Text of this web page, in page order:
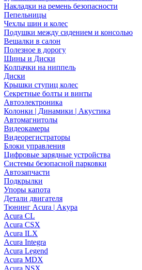
Накладки на ремень безопасности
Пепельницы
Чехлы шин и колес
Подушки между сидением и консолью
Вешалки в салон
Полезное в дорогу
Шины и Диски
Колпачки на ниппель
Диски
Крышки ступиц колес
Секретные болты и винты
Автоэлектроника
Колонки | Динамики | Акустика
Автомагнитолы
Видеокамеры
Видеорегистраторы
Блоки управления
Цифровые зарядные устройства
Системы безопасной парковки
Автозапчасти
Подкрылки
Упоры капота
Детали двигателя
Тюнинг Acura | Акура
Acura CL
Acura CSX
Acura ILX
Acura Integra
Acura Legend
Acura MDX
Acura NSX